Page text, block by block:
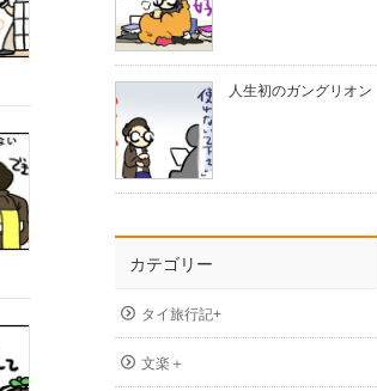
人生初のガングリオン
カテゴリー
タイ旅行記+
文楽＋